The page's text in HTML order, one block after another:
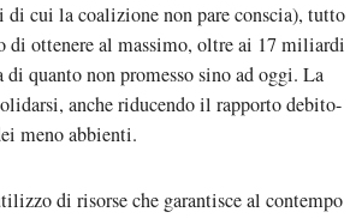
cui la coalizione non pare conscia), tutto
di ottenere al massimo, oltre ai 17 miliardi
quanto non promesso sino ad oggi. La
anche riducendo il rapporto debito-
meno abbienti.
di risorse che garantisce al contempo